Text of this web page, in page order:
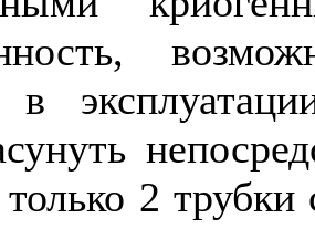
в
только 2